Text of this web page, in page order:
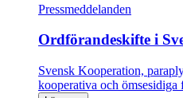
Pressmeddelanden
Ordförandeskifte i
Svensk Kooperation,
kooperativa och